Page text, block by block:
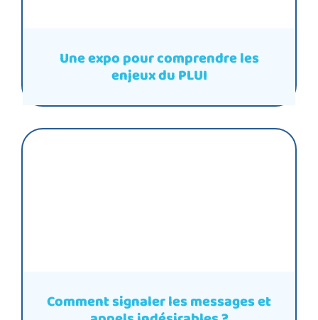
Une expo pour comprendre les
enjeux du PLUI
Comment signaler les messages et